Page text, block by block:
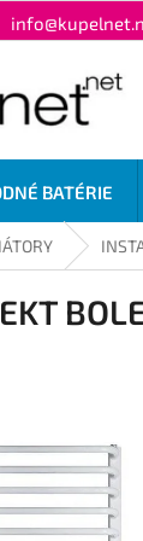
BATÉRIE